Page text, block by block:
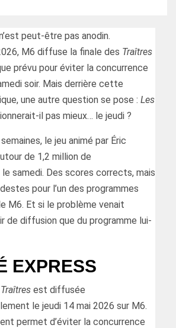
peut-être pas anodin.
M6 diffuse la finale des Traîtres
prévu pour éviter la concurrence
soir. Mais derrière cette
une autre question se pose : Les
il pas mieux… le jeudi ?
le jeu animé par Éric
de 1,2 million de
samedi. Des scores corrects, mais
pour l’un des programmes
M6. Et si le problème venait
de diffusion que du programme lui-
EXPRESS
Traîtres est diffusée
le jeudi 14 mai 2026 sur M6.
permet d’éviter la concurrence